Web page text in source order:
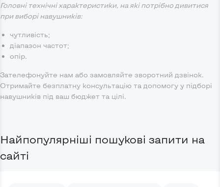
Головні технічні характеристики, на які потрібно дивитися
при виборі навушників:
чутливість;
діапазон частот;
опір.
Зателефонуйте нам або замовляйте зворотний дзвінок.
Отримайте безплатну консультацію та допомогу у підборі
навушників під ваш бюджет та цілі.
Найпопулярніші пошукові запити на
сайті